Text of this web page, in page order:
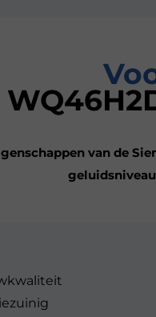
van de